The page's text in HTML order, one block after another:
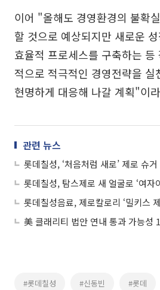
이어 "올해도 경영환경의 불확
할 것으로 예상되지만 새로운
효율적 프로세스를 구축하는 등
적으로 적극적인 경영전략을 실
현명하게 대응해 나갈 계획"이
관련 뉴스
롯데칠성, ‘처음처럼 새로’ 제로 슈
롯데칠성음료, 제로칼로리 ‘밀키스
#롯데칠성 #신동빈 #롯데